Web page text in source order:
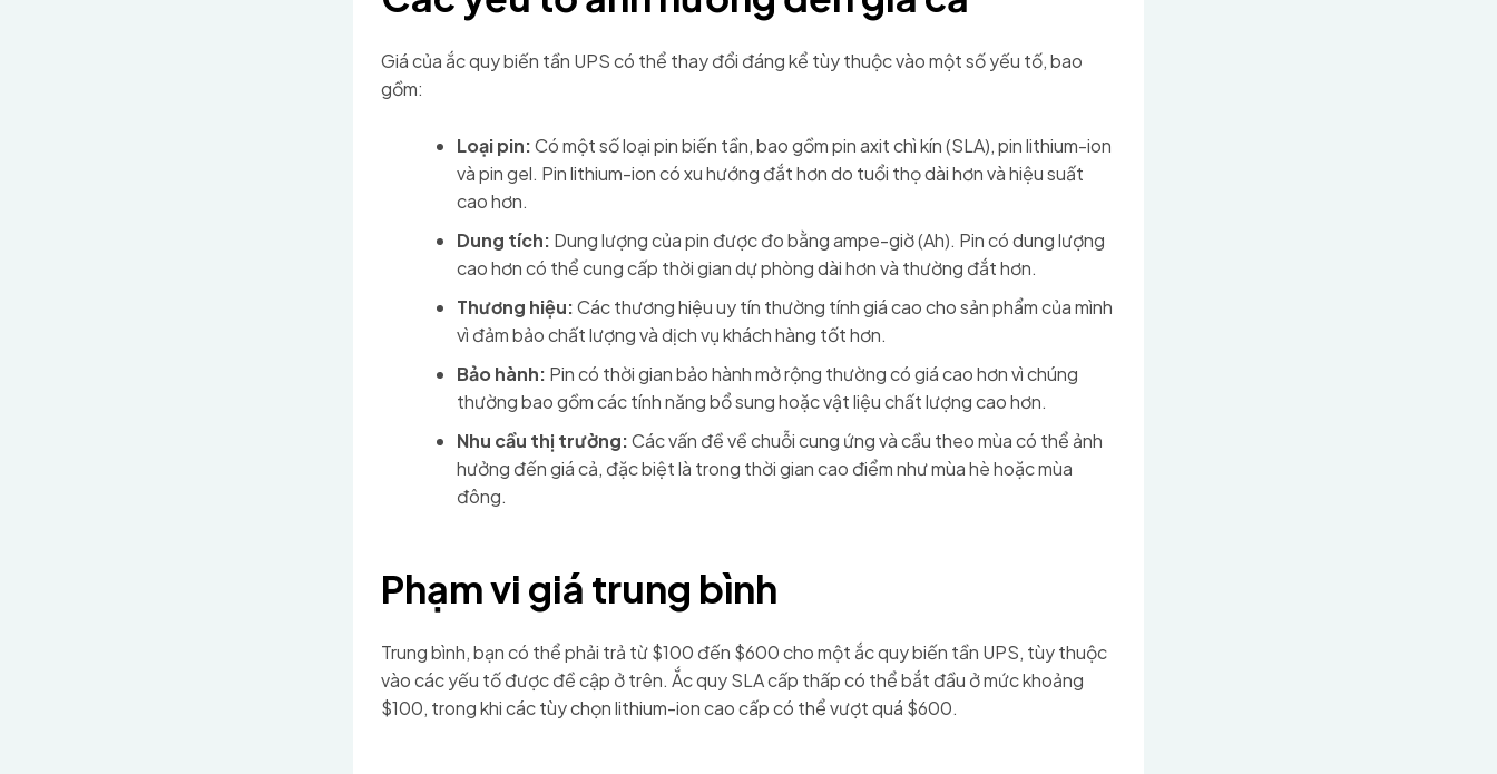
Giá của ắc quy biến tần UPS có thể thay đổi đáng kể tùy thuộc vào một số yếu tố, bao
gồm:
Loại pin:Có một số loại pin biến tần, bao gồm pin axit chì kín (SLA), pin lithium-ion
và pin gel. Pin lithium-ion có xu hướng đắt hơn do tuổi thọ dài hơn và hiệu suất
cao hơn.
Dung tích: Dung lượng của pin được đo bằng ampe-giờ (Ah). Pin có dung lượng
cao hơn có thể cung cấp thời gian dự phòng dài hơn và thường đắt hơn.
Thương hiệu:Các thương hiệu uy tín thường tính giá cao cho sản phẩm của mình
vì đảm bảo chất lượng và dịch vụ khách hàng tốt hơn.
Bảo hành: Pin có thời gian bảo hành mở rộng thường có giá cao hơn vì chúng
thường bao gồm các tính năng bổ sung hoặc vật liệu chất lượng cao hơn.
Nhu cầu thị trường:Các vấn đề về chuỗi cung ứng và cầu theo mùa có thể ảnh
hưởng đến giá cả, đặc biệt là trong thời gian cao điểm như mùa hè hoặc mùa
đông.
Phạm vi giá trung bình
Trung bình, bạn có thể phải trả từ $100 đến $600 cho một ắc quy biến tần UPS, tùy thuộc
vào các yếu tố được đề cập ở trên. Ắc quy SLA cấp thấp có thể bắt đầu ở mức khoảng
$100, trong khi các tùy chọn lithium-ion cao cấp có thể vượt quá $600.